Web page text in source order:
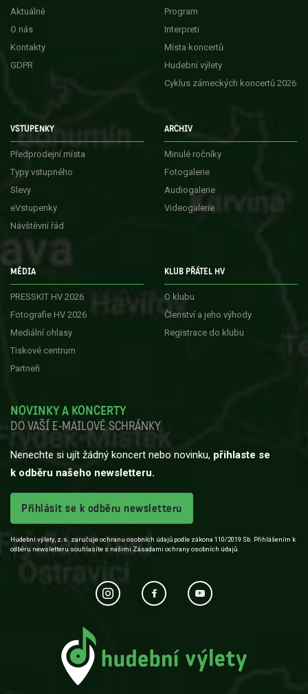
Aktuálně
O nás
Kontakty
GDPR
Program
Interpreti
Místa koncertů
Hudební výlety
Cyklus zámeckých koncertů 2026
VSTUPENKY
Předprodejní místa
Typy vstupného
Slevy
eVstupenky
Návštěvní řád
ARCHIV
Minulé ročníky
Fotogalerie
Audiogalerie
Videogalerie
MÉDIA
PRESSKIT HV 2026
Fotografie HV 2026
Mediální ohlasy
Tiskové centrum
Partneři
KLUB PŘÁTEL HV
O klubu
Členství a jeho výhody
Registrace do klubu
NOVINKY A KONCERTY
DO VAŠÍ E-MAILOVÉ SCHRÁNKY
Nenechte si ujít žádný koncert nebo novinku, přihlaste se
k odběru našeho newsletteru.
Přihlásit se k odběru newsletteru
Hudební výlety, z.s. zaručuje ochranu osobních údajů podle zákona 110/2019 Sb. Přihlášením k
odběru newsletteru souhlasíte s našimi Zásadami ochrany osobních údajů.